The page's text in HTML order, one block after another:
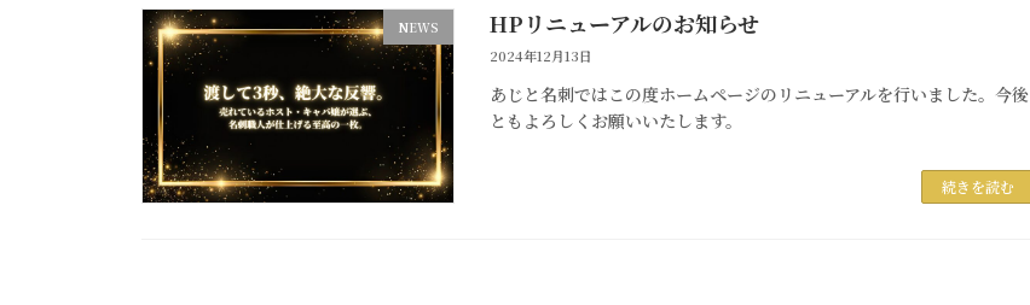
NEWS HPリニューアルのお知らせ
2024年12月13日
あじと名刺ではこの度ホームページのリニューアルを行いました。今後
ともよろしくお願いいたします。
続きを読む